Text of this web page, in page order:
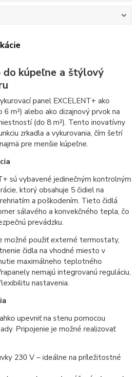
do kúpeľne a štýlový
panel EXCELENT+ ako
m²) alebo ako dizajnový prvok na
(do 8 m²). Tento inovatívny
zrkadla a vykurovania, čím šetrí
pre menšie kúpeľne.
sú vybavené jedinečným kontrolným
ktorý obsahuje 5 čidiel na
a poškodením. Tieto čidlá
sálavého a konvekčného tepla, čo
prevádzku.
možné použiť externé termostaty,
čidla na vhodné miesto v
maximálneho teplotného
nemajú integrovanú reguláciu,
nastavenia.
upevniť na stenu pomocou
Pripojenie je možné realizovať
230 V – ideálne na príležitostné